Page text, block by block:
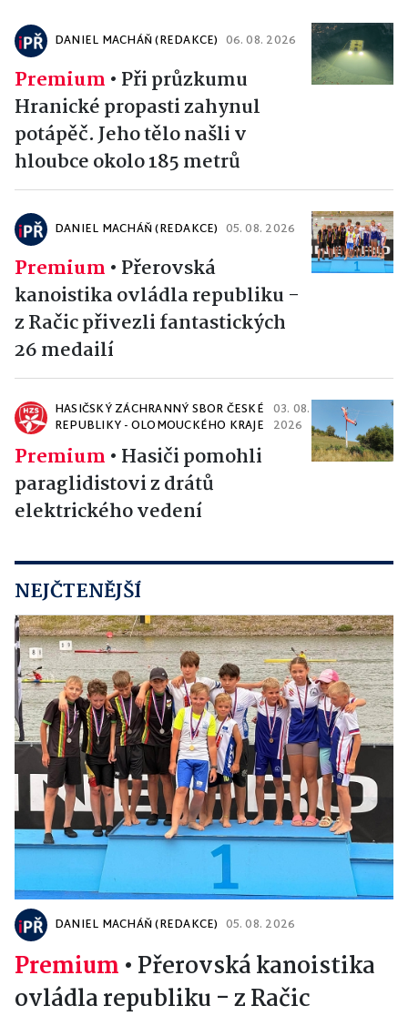
DANIEL MACHÁŇ (REDAKCE) 06. 08. 2026
Premium • Při průzkumu
Hranické propasti zahynul
potápěč. Jeho tělo našli v
hloubce okolo 185 metrů
DANIEL MACHÁŇ (REDAKCE) 05. 08. 2026
Premium • Přerovská
kanoistika ovládla republiku -
z Račic přivezli fantastických
26 medailí
HASIČSKÝ ZÁCHRANNÝ SBOR ČESKÉ
REPUBLIKY - OLOMOUCKÉHO KRAJE
03. 08.
2026
Premium • Hasiči pomohli
paraglidistovi z drátů
elektrického vedení
NEJČTENĚJŠÍ
DANIEL MACHÁŇ (REDAKCE) 05. 08. 2026
Premium • Přerovská kanoistika
ovládla republiku - z Račic